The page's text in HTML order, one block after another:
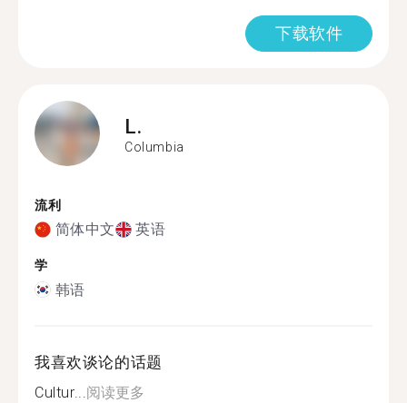
下载软件
L.
Columbia
流利
简体中文 英语
学
韩语
我喜欢谈论的话题
Cultur... 阅读更多